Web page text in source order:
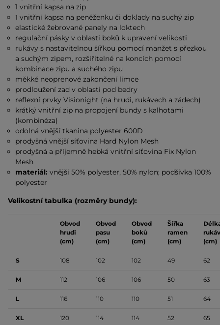
1 vnitřní kapsa na zip
1 vnitřní kapsa na peněženku či doklady na suchý zip
elastické žebrované panely na loktech
regulační pásky v oblasti boků k upravení velikosti
rukávy s nastavitelnou šířkou pomocí manžet s přezkou
a suchým zipem, rozšiřitelné na koncích pomocí
kombinace zipu a suchého zipu
měkké neoprenové zakončení límce
prodloužení zad v oblasti pod bedry
reflexní prvky Visionight (na hrudi, rukávech a zádech)
krátký vnitřní zip na propojení bundy s kalhotami
(kombinéza)
odolná vnější tkanina polyester 600D
prodyšná vnější síťovina Hard Nylon Mesh
prodyšná a příjemně hebká vnitřní síťovina Fix Nylon
Mesh
materiál:vnější 50% polyester, 50% nylon; podšívka 100%
polyester
Velikostní tabulka (rozměry bundy):
Obvod
hrudi
(cm)
Obvod
pasu
(cm)
Obvod
boků
(cm)
Šířka
ramen
(cm)
(cm)
S 108 102 102 49 62
M 112 106 106 50 63
L 116 110 110 51 64
XL 120 114 114 52 65